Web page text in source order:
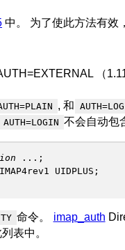
中。 为了使此方法有效
（
, 和
AUTH=LOGIN 不会自动包
...;
UIDPLUS;
命令。 imap_auth
表中。